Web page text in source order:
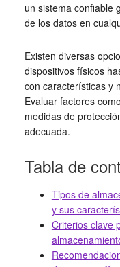
un sistema confiable
de los datos en
Existen diversas
dispositivos físicos
con características y
Evaluar factores
medidas de
adecuada.
Tabla de
Tipos de
y sus
Criterios clave